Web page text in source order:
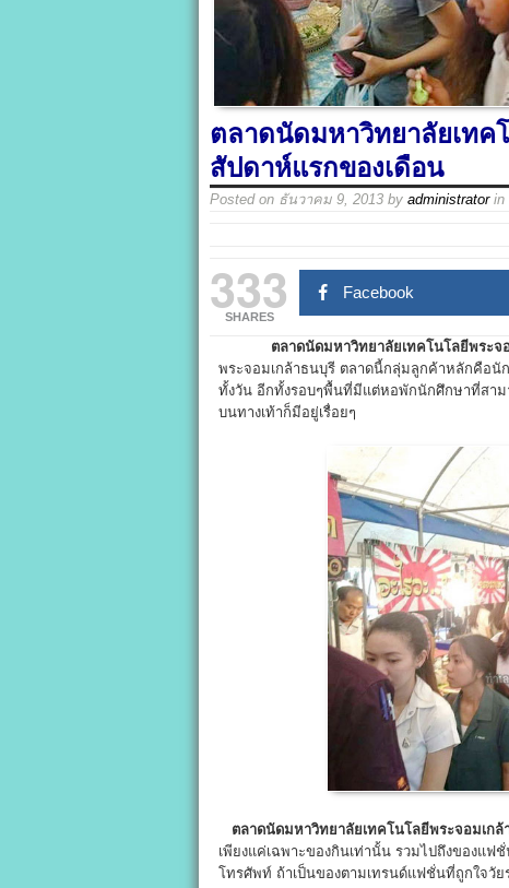
ตลาดนัดมหาวิทยาลัยเทค
สัปดาห์แรกของเดือน
Posted on ธันวาคม 9, 2013 by administratorin
333
SHARES
Facebook
ตลาดนัดมหาวิทยาลัยเทคโนโลยีพระจอ
พระจอมเกล้าธนบุรี ตลาดนี้กลุ่มลูกค้าหลักคือนั
ทั้งวัน อีกทั้งรอบๆพื้นที่มีแต่หอพักนักศึกษาที่สา
บนทางเท้าก็มีอยู่เรื่อยๆ
ตลาดนัดมหาวิทยาลัยเทคโนโลยีพระจอมเกล้
เพียงแค่เฉพาะของกินเท่านั้น รวมไปถึงของแฟ
โทรศัพท์ ถ้าเป็นของตามเทรนด์แฟชั่นที่ถูกใจวั